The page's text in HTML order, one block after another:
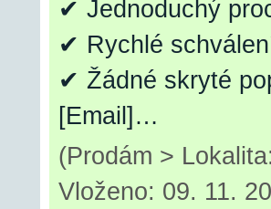
✔ Jednoduchý
✔ Rychlé
✔ Žádné skryté
[Email]…
(Prodám >
Vloženo: 09. 11.